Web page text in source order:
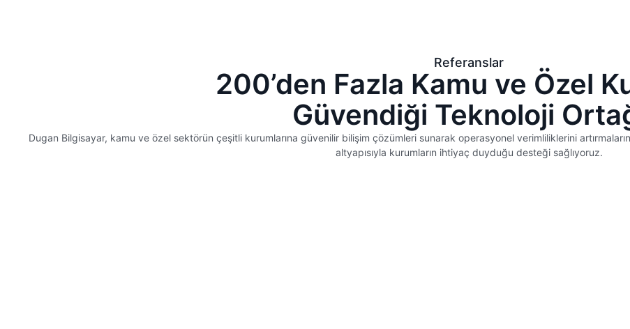
Referanslar
200’den Fazla Kamu ve Özel
Güvendiği Teknoloji
Dugan Bilgisayar, kamu ve özel sektörün çeşitli kurumlarına güvenilir bilişim çözümleri sunarak operasyonel verimliliklerini
altyapısıyla kurumların ihtiyaç duyduğu desteği sağlıyoruz.